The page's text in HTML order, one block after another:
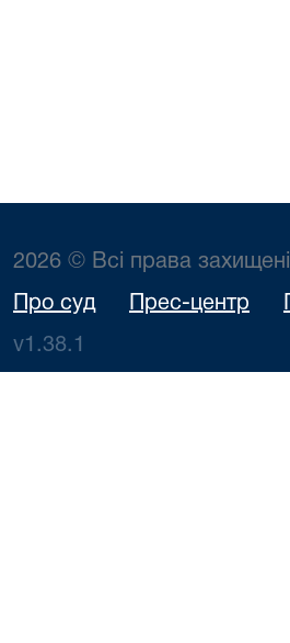
2026 © Всі права захищені
Про суд Прес-центр
v1.38.1